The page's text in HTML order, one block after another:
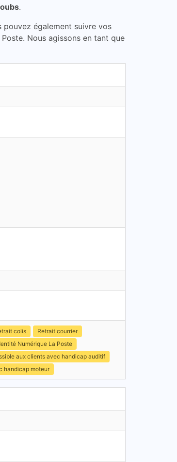
.
pouvez également suivre vos
Nous agissons en tant que
colis
Retrait courrier
Numérique La Poste
aux clients avec handicap auditif
handicap moteur